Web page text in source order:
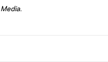
Media